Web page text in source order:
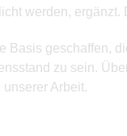
werden,
Basis geschaffen,
zu sein.
Arbeit.